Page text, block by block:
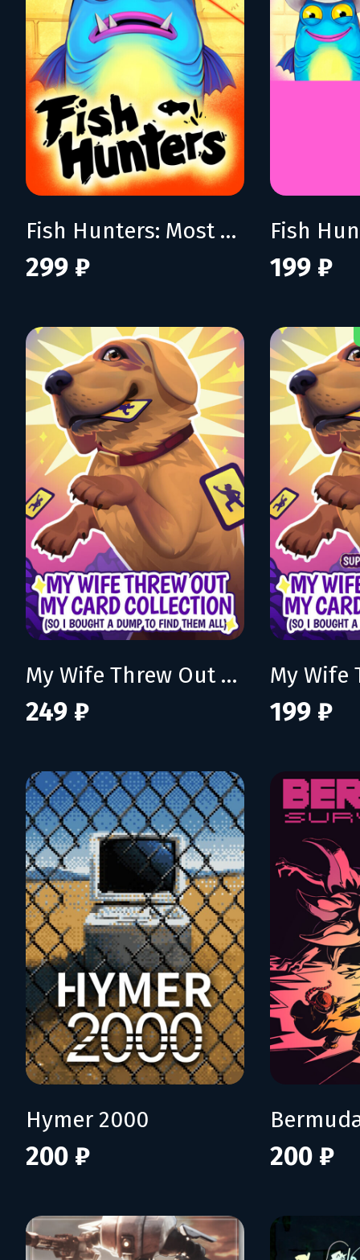
Fish Hunters: Most Lethal Fishing Simulator
299 ₽ 199 ₽
My Wife Threw Out My Card Collection (So I Bought a Dump to Find Them All)
249 ₽ 199 ₽
Hymer 2000
200 ₽ 200 ₽